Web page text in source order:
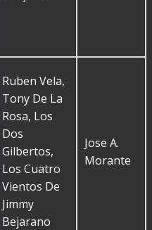
Ruben Vela,
Tony De La
Rosa, Los
Dos
Gilbertos,
Los Cuatro
Vientos De
Jimmy
Bejarano
Jose A.
Morante